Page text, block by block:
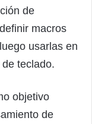
de
macros
usarlas en
teclado.
objetivo
de